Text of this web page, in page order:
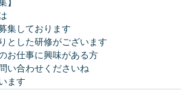
】
集しております
とした研修がございます
お仕事に興味がある方
い合わせくださいね
ます